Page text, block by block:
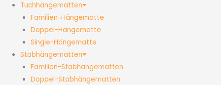
Tuchhängematten
Familien-Hängematte
Doppel-Hängematte
Single-Hängematte
Stabhängematten
Familien-Stabhängematten
Doppel-Stabhängematten